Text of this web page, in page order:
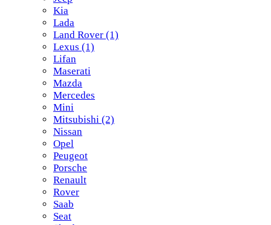
Kia
Lada
Land Rover (1)
Lexus (1)
Lifan
Maserati
Mazda
Mercedes
Mini
Mitsubishi (2)
Nissan
Opel
Peugeot
Porsche
Renault
Rover
Saab
Seat